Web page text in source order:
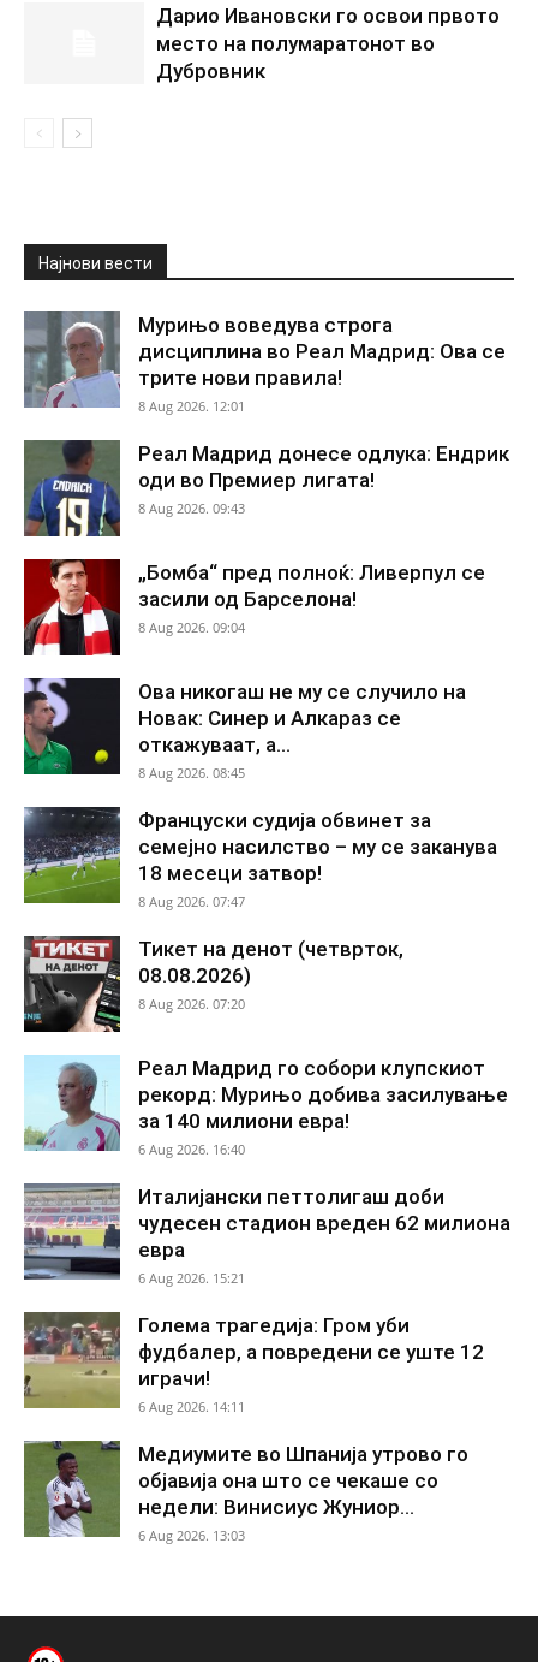
Дарио Ивановски го освои првото
место на полумаратонот во
Дубровник
Најнови вести
Мурињо воведува строга
дисциплина во Реал Мадрид: Ова се
трите нови правила!
8 Aug 2026. 12:01
Реал Мадрид донесе одлука: Ендрик
оди во Премиер лигата!
8 Aug 2026. 09:43
„Бомба“ пред полноќ: Ливерпул се
засили од Барселона!
8 Aug 2026. 09:04
Ова никогаш не му се случило на
Новак: Синер и Алкараз се
откажуваат, а...
8 Aug 2026. 08:45
Француски судија обвинет за
семејно насилство – му се заканува
18 месеци затвор!
8 Aug 2026. 07:47
Тикет на денот (четврток,
08.08.2026)
8 Aug 2026. 07:20
Реал Мадрид го собори клупскиот
рекорд: Мурињо добива засилување
за 140 милиони евра!
6 Aug 2026. 16:40
Италијански петтолигаш доби
чудесен стадион вреден 62 милиона
евра
6 Aug 2026. 15:21
Голема трагедија: Гром уби
фудбалер, а повредени се уште 12
играчи!
6 Aug 2026. 14:11
Медиумите во Шпанија утрово го
објавија она што се чекаше со
недели: Винисиус Жуниор...
6 Aug 2026. 13:03